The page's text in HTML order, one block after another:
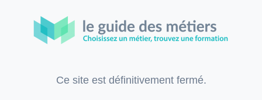
Ce site est définitivement fermé.